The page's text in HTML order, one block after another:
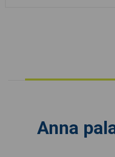
Anna